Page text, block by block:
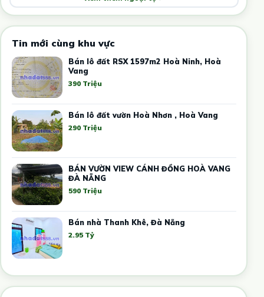
Tin mới cùng khu vực
Bán lô đất RSX 1597m2 Hoà Ninh, Hoà
Vang
390 Triệu
Bán lô đất vườn Hoà Nhơn , Hoà Vang
290 Triệu
BÁN VƯỜN VIEW CÁNH ĐỒNG HOÀ VANG
ĐÀ NẴNG
590 Triệu
Bán nhà Thanh Khê, Đà Nẵng
2.95 Tỷ